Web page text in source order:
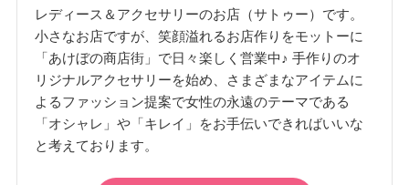
レディース＆アクセサリーのお店（サトゥー）です。
小さなお店ですが、笑顔溢れるお店作りをモットーに
「あけぼの商店街」で日々楽しく営業中♪ 手作りのオ
リジナルアクセサリーを始め、さまざまなアイテムに
よるファッション提案で女性の永遠のテーマである
「オシャレ」や「キレイ」をお手伝いできればいいな
と考えております。